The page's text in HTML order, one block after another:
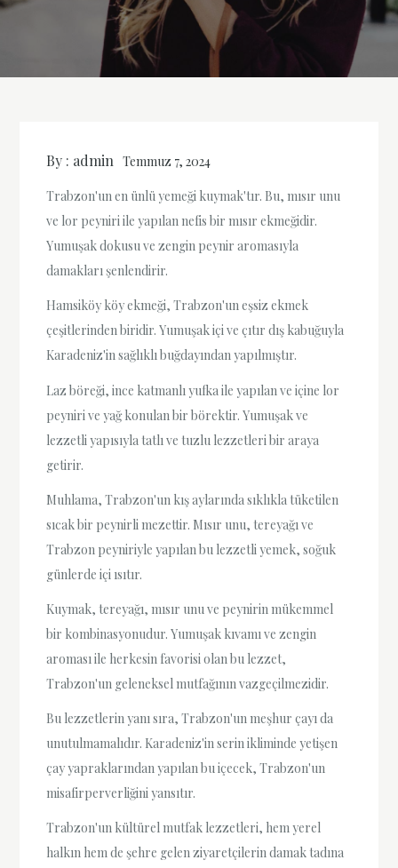
By : admin Temmuz 7, 2024
Trabzon'un en ünlü yemeği kuymak'tır. Bu, mısır unu
ve lor peyniri ile yapılan nefis bir mısır ekmeğidir.
Yumuşak dokusu ve zengin peynir aromasıyla
damakları şenlendirir.
Hamsiköy köy ekmeği, Trabzon'un eşsiz ekmek
çeşitlerinden biridir. Yumuşak içi ve çıtır dış kabuğuyla
Karadeniz'in sağlıklı buğdayından yapılmıştır.
Laz böreği, ince katmanlı yufka ile yapılan ve içine lor
peyniri ve yağ konulan bir börektir. Yumuşak ve
lezzetli yapısıyla tatlı ve tuzlu lezzetleri bir araya
getirir.
Muhlama, Trabzon'un kış aylarında sıklıkla tüketilen
sıcak bir peynirli mezettir. Mısır unu, tereyağı ve
Trabzon peyniriyle yapılan bu lezzetli yemek, soğuk
günlerde içi ısıtır.
Kuymak, tereyağı, mısır unu ve peynirin mükemmel
bir kombinasyonudur. Yumuşak kıvamı ve zengin
aroması ile herkesin favorisi olan bu lezzet,
Trabzon'un geleneksel mutfağının vazgeçilmezidir.
Bu lezzetlerin yanı sıra, Trabzon'un meşhur çayı da
unutulmamalıdır. Karadeniz'in serin ikliminde yetişen
çay yapraklarından yapılan bu içecek, Trabzon'un
misafirperverliğini yansıtır.
Trabzon'un kültürel mutfak lezzetleri, hem yerel
halkın hem de şehre gelen ziyaretçilerin damak tadına